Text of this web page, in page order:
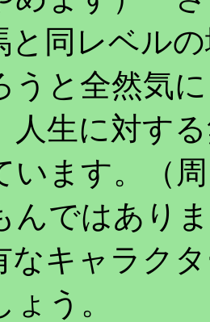
と同レベル
うと全然気に
人生に対す
います。（
んではあり
なキャラク
う。